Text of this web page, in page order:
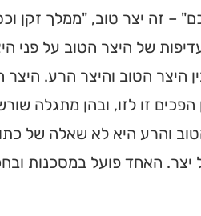
– זה יצר טוב, "ממלך זקן
של היצר הטוב על פני
היצר הטוב והיצר הרע. היצר
זו לזו, ובהן מתגלה
והרע היא לא שאלה של
יצר. האחד פועל במסכנות